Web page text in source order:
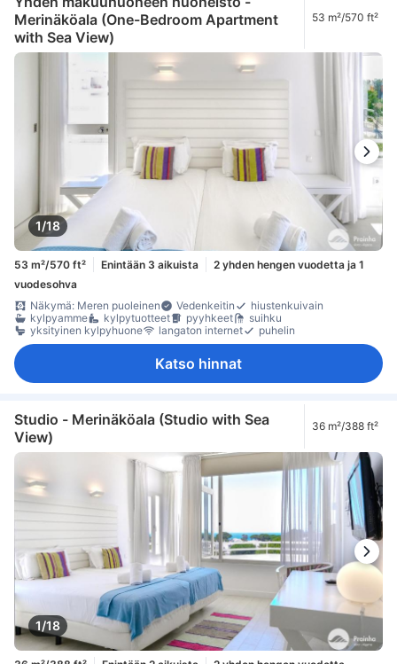
Merinäköala (One-Bedroom Apartment
with Sea View)
53 m²/570 ft²
1/18
53 m²/570 ft² Enintään 3 aikuista
2 yhden hengen vuodetta ja 1
vuodesohva
Näkymä: Meren puoleinen
Vedenkeitin
hiustenkuivain
kylpyamme
kylpytuotteet pyyhkeet
suihku
yksityinen kylpyhuone
langaton internet puhelin
Katso hinnat
Studio - Merinäköala (Studio with Sea
View)
36 m²/388 ft²
1/18